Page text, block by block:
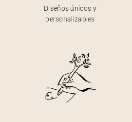
Diseños únicos y
personalizables